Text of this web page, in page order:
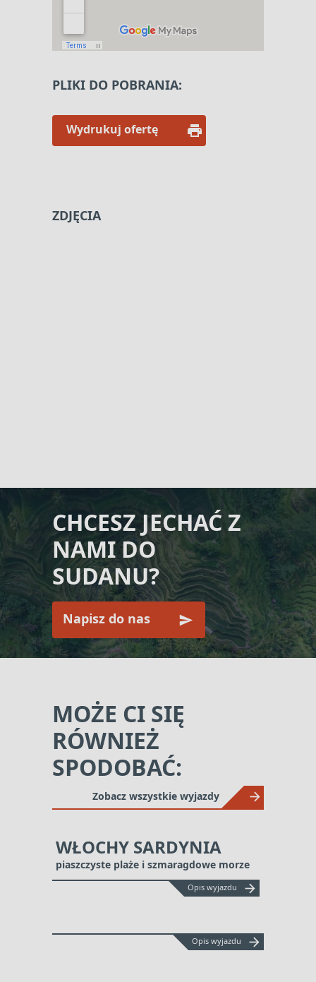
PLIKI DO POBRANIA:
Wydrukuj ofertę
ZDJĘCIA
CHCESZ JECHAĆ Z
NAMI DO
SUDANU?
Napisz do nas
MOŻE CI SIĘ
RÓWNIEŻ
SPODOBAĆ:
Zobacz wszystkie wyjazdy
WŁOCHY SARDYNIA
piaszczyste plaże i szmaragdowe morze
Opis wyjazdu arrow_forward
Opis wyjazdu arrow_forward